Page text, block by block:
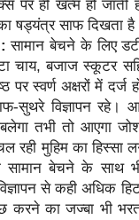
ही खत्म हो जाती है।
षड्यंत्र साफ दिखता
:सामान बेचने के लिए
चाय, बजाज स्कूटर
पर स्वर्ण अक्षरों में दर्ज
सुथरे विज्ञापन रहे।
तभी तो आएगा
रही मुहिम का हिस्सा
सामान बेचने के साथ
विज्ञापन से कही अधिक
का जज्बा भी